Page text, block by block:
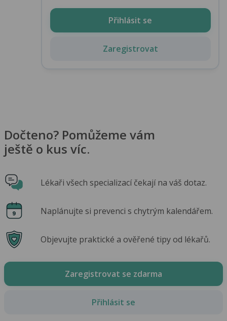
Přihlásit se
Zaregistrovat
Dočteno? Pomůžeme vám
ještě o kus víc.
Lékaři všech specializací čekají na váš dotaz.
Naplánujte si prevenci s chytrým kalendářem.
Objevujte praktické a ověřené tipy od lékařů.
Zaregistrovat se zdarma
Přihlásit se